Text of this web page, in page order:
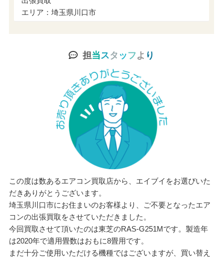
エリア：埼玉県川口市
担当スタ ッ フよ り
この度は数あるエアコン買取店から、エイブイをお選びいた
だきありがとうございます。
埼玉県川口市にお住まいのお客様より、ご不要となったエア
コンの出張買取をさせていただきました。
今回買取させて頂いたのは東芝のRAS-G251Mです。製造年
は2020年で適用畳数はおもに8畳用です。
まだ十分ご使用いただける機種ではございますが、買い替え